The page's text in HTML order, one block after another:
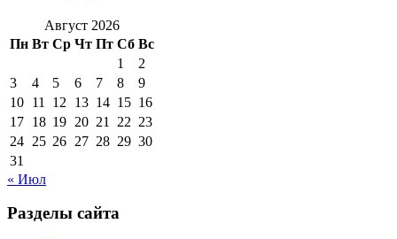
Август 2026
Пн Вт Ср Чт Пт Сб Вс
1
2
3
4 5 6 7 8
9
10 11 12 13 14 15 16
17 18 19 20 21 22 23
24 25 26 27 28 29 30
31
« Июл
Разделы сайта